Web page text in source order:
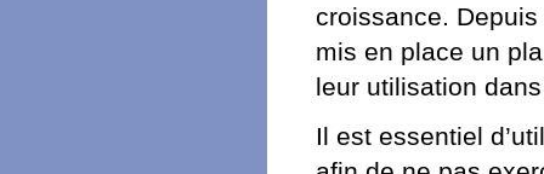
croissance.
mis en place un
leur utilisation
Il est essentiel